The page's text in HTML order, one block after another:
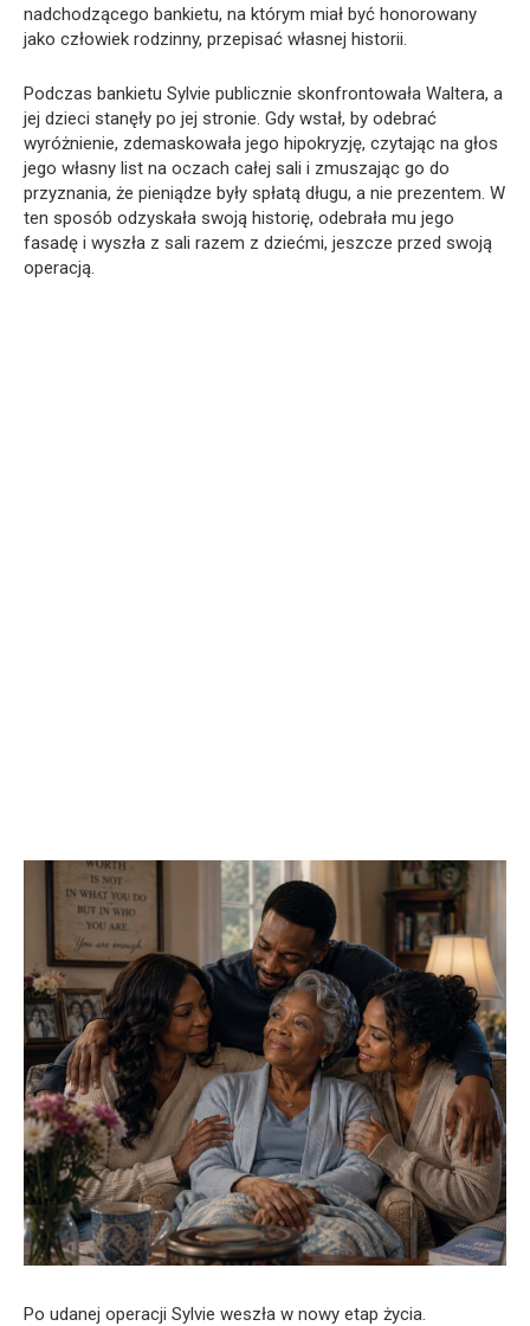
nadchodzącego bankietu, na którym miał być honorowany
jako człowiek rodzinny, przepisać własnej historii.
Podczas bankietu Sylvie publicznie skonfrontowała Waltera, a
jej dzieci stanęły po jej stronie. Gdy wstał, by odebrać
wyróżnienie, zdemaskowała jego hipokryzję, czytając na głos
jego własny list na oczach całej sali i zmuszając go do
przyznania, że pieniądze były spłatą długu, a nie prezentem. W
ten sposób odzyskała swoją historię, odebrała mu jego
fasadę i wyszła z sali razem z dziećmi, jeszcze przed swoją
operacją.
Po udanej operacji Sylvie weszła w nowy etap życia.